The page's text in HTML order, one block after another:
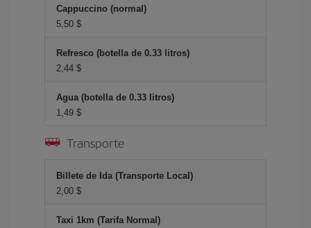
Cappuccino (normal)
5,50 $
Refresco (botella de 0.33 litros)
2,44 $
Agua (botella de 0.33 litros)
1,49 $
Transporte
Billete de Ida (Transporte Local)
2,00 $
Taxi 1km (Tarifa Normal)